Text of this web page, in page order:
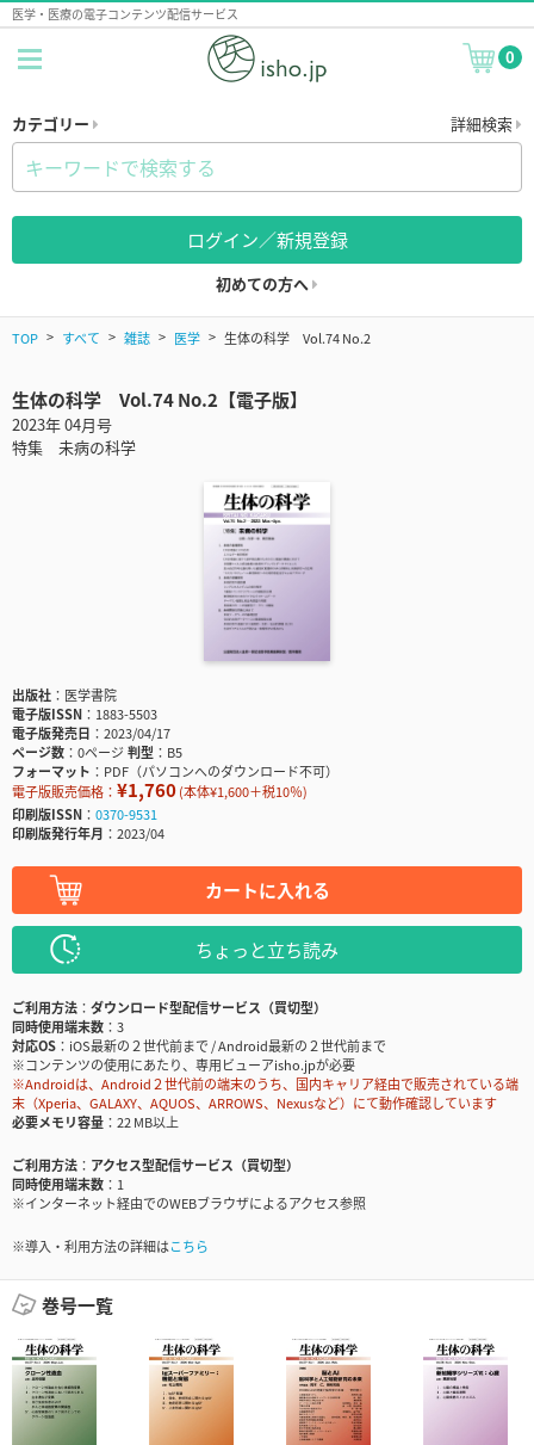
医学・医療の電子コンテンツ配信サービス
0
カテゴリー 詳細検索
ログイン／新規登録
初めての方へ
TOP すべて 雑誌 医学 生体の科学 Vol.74 No.2
生体の科学 Vol.74 No.2【電子版】
2023年 04月号
特集 未病の科学
出版社
医学書院
電子版ISSN
1883-5503
電子版発売日
2023/04/17
ページ数
0ページ判型
B5
フォーマット
PDF（パソコンへのダウンロード不可）
電子版販売価格： ¥1,760(本体¥1,600＋税10％)
印刷版ISSN
0370-9531
印刷版発行年月
2023/04
カートに入れる
ちょっと立ち読み
ご利用方法
ダウンロード型配信サービス（買切型）
同時使用端末数
3
対応OS
iOS最新の２世代前まで / Android最新の２世代前まで
※コンテンツの使用にあたり、専用ビューアisho.jpが必要
※Androidは、Android２世代前の端末のうち、国内キャリア経由で販売されている端
末（Xperia、GALAXY、AQUOS、ARROWS、Nexusなど）にて動作確認しています
必要メモリ容量
22 MB以上
ご利用方法
アクセス型配信サービス（買切型）
同時使用端末数
1
※インターネット経由でのWEBブラウザによるアクセス参照
※導入・利用方法の詳細はこちら
巻号一覧